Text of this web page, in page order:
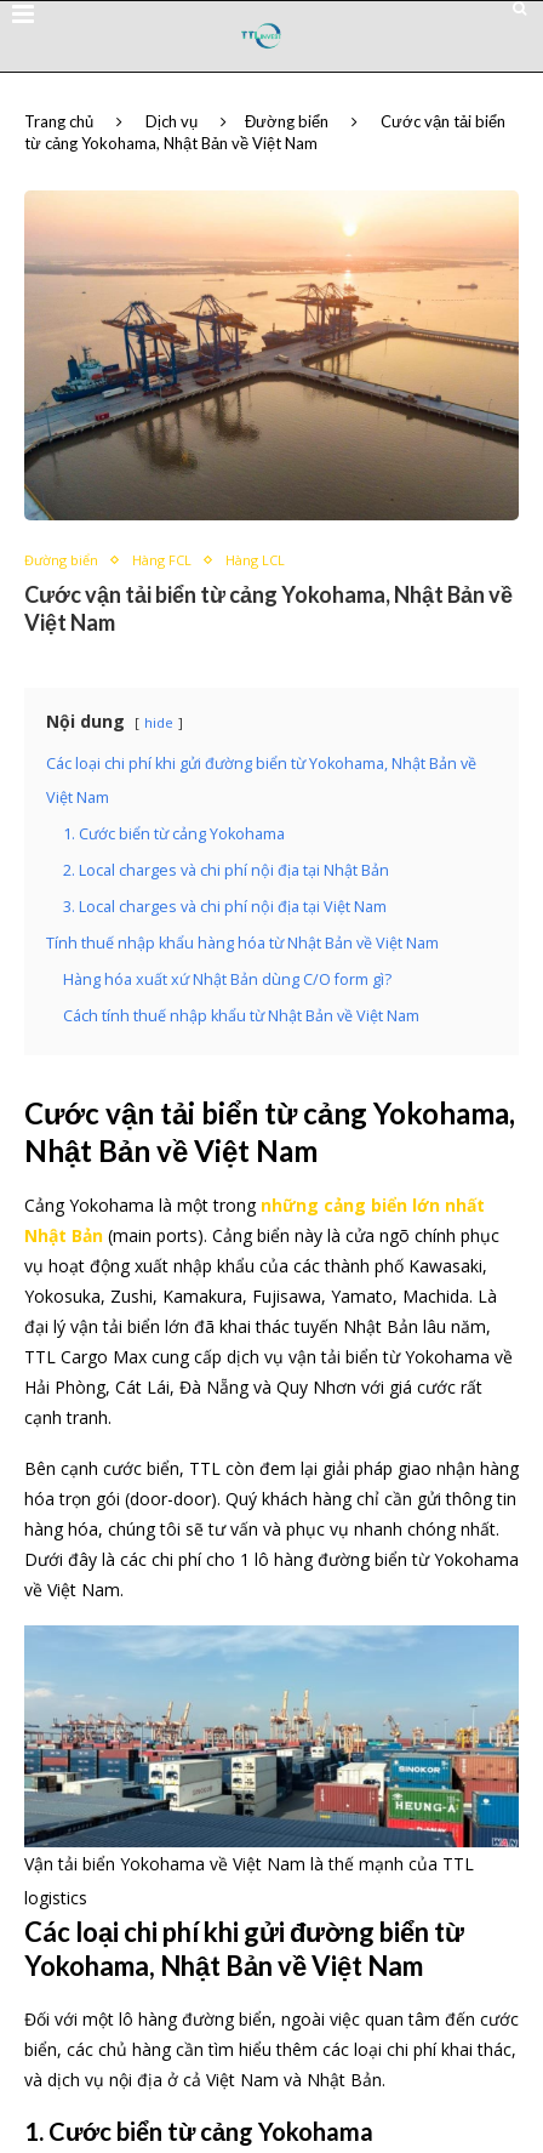
Trang chủ Dịch vụ Đường biển
Cước vận tải biển
từ cảng Yokohama, Nhật Bản về Việt Nam
Đường biển Hàng FCL Hàng LCL
Cước vận tải biển từ cảng Yokohama, Nhật Bản về
Việt Nam
Nội dung hide
Các loại chi phí khi gửi đường biển từ Yokohama, Nhật Bản về
Việt Nam
1. Cước biển từ cảng Yokohama
2. Local charges và chi phí nội địa tại Nhật Bản
3. Local charges và chi phí nội địa tại Việt Nam
Tính thuế nhập khẩu hàng hóa từ Nhật Bản về Việt Nam
Hàng hóa xuất xứ Nhật Bản dùng C/O form gì?
Cách tính thuế nhập khẩu từ Nhật Bản về Việt Nam
Cước vận tải biển từ cảng Yokohama,
Nhật Bản về Việt Nam
Cảng Yokohama là một trong những cảng biển lớn nhất
Nhật Bản (main ports). Cảng biển này là cửa ngõ chính phục
vụ hoạt động xuất nhập khẩu của các thành phố Kawasaki,
Yokosuka, Zushi, Kamakura, Fujisawa, Yamato, Machida. Là
đại lý vận tải biển lớn đã khai thác tuyến Nhật Bản lâu năm,
TTL Cargo Max cung cấp dịch vụ vận tải biển từ Yokohama về
Hải Phòng, Cát Lái, Đà Nẵng và Quy Nhơn với giá cước rất
cạnh tranh.
Bên cạnh cước biển, TTL còn đem lại giải pháp giao nhận hàng
hóa trọn gói (door-door). Quý khách hàng chỉ cần gửi thông tin
hàng hóa, chúng tôi sẽ tư vấn và phục vụ nhanh chóng nhất.
Dưới đây là các chi phí cho 1 lô hàng đường biển từ Yokohama
về Việt Nam.
Vận tải biển Yokohama về Việt Nam là thế mạnh của TTL
logistics
Các loại chi phí khi gửi đường biển từ
Yokohama, Nhật Bản về Việt Nam
Đối với một lô hàng đường biển, ngoài việc quan tâm đến cước
biển, các chủ hàng cần tìm hiểu thêm các loại chi phí khai thác,
và dịch vụ nội địa ở cả Việt Nam và Nhật Bản.
1. Cước biển từ cảng Yokohama